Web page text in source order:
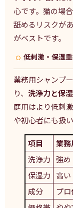
心です。猫の場
舐めるリスクが
がベストです。
低刺激・保湿
業務用シャンプ
り、洗浄力と保
庭用はより低刺
や初心者にも扱
項目 業務
洗浄力 強め
保湿力
高い
成分
プ